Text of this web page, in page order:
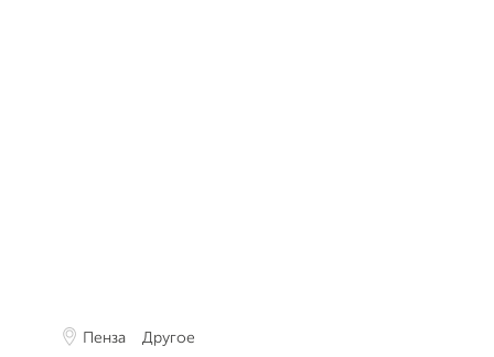
Пенза Другое